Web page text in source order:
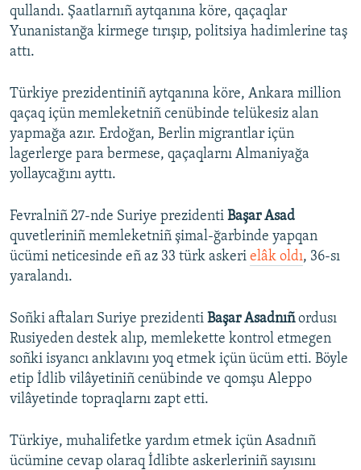
QOŞULIÑIZ!
RFE/RS bütün saytları
qullandı. Şaatlarnıñ aytqanına köre, qaçaqlar
Yunanistanğa kirmege tırışıp, politsiya hadimlerine taş
attı.
Türkiye prezidentiniñ aytqanına köre, Ankara million
qaçaq içün memleketniñ cenübinde telükesiz alan
yapmağa azır. Erdoğan, Berlin migrantlar içün
lagerlerge para bermese, qaçaqlarnı Almaniyağa
yollaycağını ayttı.
Fevralniñ 27-nde Suriye prezidenti Başar Asad
quvetleriniñ memleketniñ şimal-ğarbinde yapqan
ücümi neticesinde eñ az 33 türk askeri elâk oldı, 36-sı
yaralandı.
Soñki aftaları Suriye prezidenti Başar Asadnıñordusı
Rusiyeden destek alıp, memlekette kontrol etmegen
soñki isyancı anklavını yoq etmek içün ücüm etti. Böyle
etip İdlib vilâyetiniñ cenübinde ve qomşu Aleppo
vilâyetinde topraqlarnı zapt etti.
Türkiye, muhalifetke yardım etmek içün Asadnıñ
ücümine cevap olaraq İdlibte askerleriniñ sayısını